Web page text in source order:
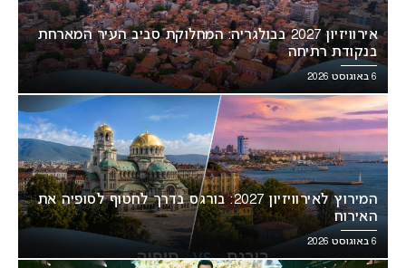
אירוויזיון 2027 בבולגריה: המחלוקת סביב העיר המארחת
בנקודת רתיחה
6 באוגוסט 2026
המירוץ לאירוויזיון 2027: בורגס בדרך לחטוף לסופיה את
האירוח
6 באוגוסט 2026